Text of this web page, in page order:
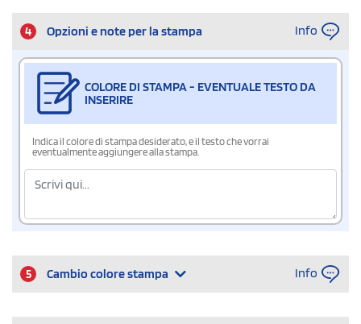
4 Opzioni e note per la stampa Info
COLORE DI STAMPA - EVENTUALE TESTO DA
INSERIRE
Indica il colore di stampa desiderato, e il testo che vorrai
eventualmente aggiungere alla stampa.
5 Cambio colore stampa Info